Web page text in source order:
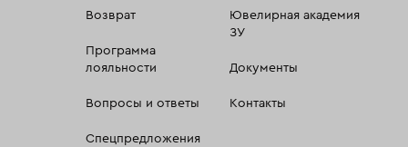
Возврат
Программа
лояльности
Вопросы и ответы
Спецпредложения
Ювелирная академия
ЗУ
Документы
Контакты